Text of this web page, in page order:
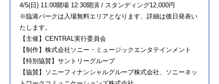
4/5(日) 11:00開場 12:30開演 / スタンディング12,000円
※臨港パークは入場無料エリアとなります、詳細は後日発表い
たします。
【主催】CENTRAL実行委員会
【制作】株式会社ソニー・ミュージックエンタテインメント
【特別協賛】サントリーグループ
【協賛】ソニーフィナンシャルグループ株式会社、ソニーネッ